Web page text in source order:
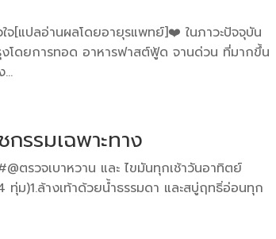
[แปลอ่านผลโดยอายุรแพทย์]❤️ ในภาวะปัจจุบัน
โดยการทอด อาหารฟาสต์ฟู้ด จานด่วน ที่มากขึ้น
รรมเฉพาะทาง
รวจเบาหวาน และ ไขมันทุกเช้าวันอาทิตย์
ม)1.ล้างเท้าด้วยน้ำธรรมดา และสบู่ฤทธิ่อ่อนทุก